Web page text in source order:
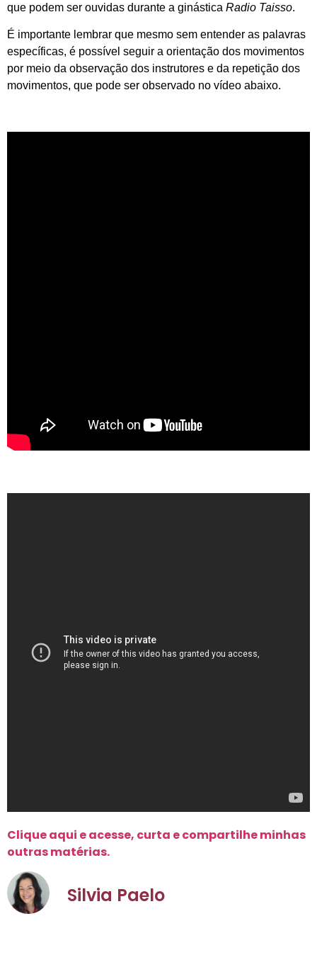
que podem ser ouvidas durante a ginástica Radio Taisso.
É importante lembrar que mesmo sem entender as palavras
específicas, é possível seguir a orientação dos movimentos
por meio da observação dos instrutores e da repetição dos
movimentos, que pode ser observado no vídeo abaixo.
Clique aqui e acesse, curta e compartilhe minhas
outras matérias.
Silvia Paelo